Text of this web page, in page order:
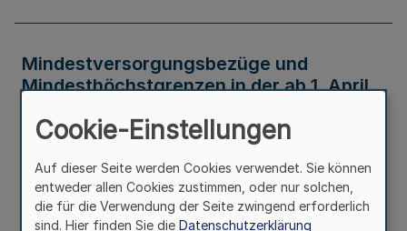
Mindestversorgungsbezüge und
Mindesthöchstgrenzen in der ab 1. April
Verwaltungsvorschrift
Cookie-Einstellungen
Auf dieser Seite werden Cookies verwendet. Sie können
entweder allen Cookies zustimmen, oder nur solchen,
die für die Verwendung der Seite zwingend erforderlich
sind. Hier finden Sie die Datenschutzerklärung